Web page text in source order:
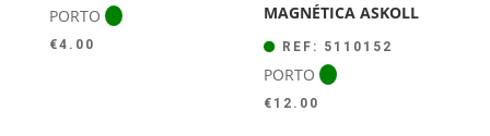
PORTO
€4.00
MAGNÉTICA ASKOLL
REF: 5110152
PORTO
€ 12.00